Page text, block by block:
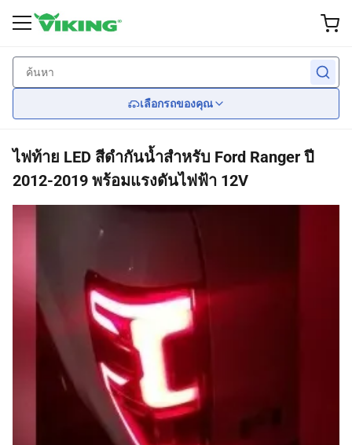
เลือกรถของคุณ
กลับ
ยาง
กลับ
ระงับ
การแพร่เชื้อ
กลับ
ชุดแต่งรอบคัน
สปอยเลอร์
ผ้าคลุมรถ
กลับ
ไฟท้าย
กลับ
Car Seat Covers
ไฟท้าย LED สีดำกันน้ำสำหรับ Ford Ranger ปี
2012-2019 พร้อมแรงดันไฟฟ้า 12V